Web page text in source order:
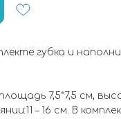
губка и
7,5*7,5 см,
– 16 см. В